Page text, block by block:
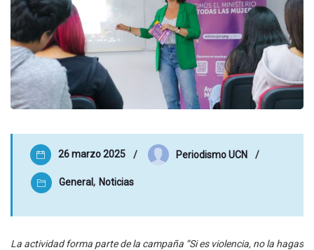
26 marzo 2025 Periodismo UCN
General, Noticias
La actividad forma parte de la campaña “Si es violencia, no la hagas